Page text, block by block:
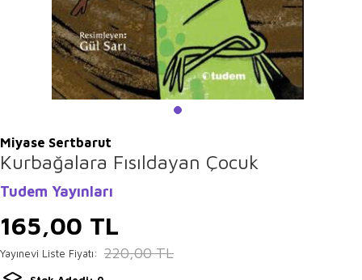
Miyase Sertbarut
Kurbağalara Fısıldayan Çocuk
Tudem Yayınları
165,00 TL
Yayınevi Liste Fiyatı: 220,00TL